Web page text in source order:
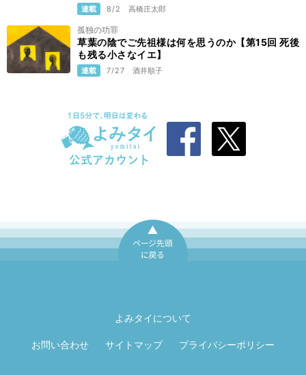
連載 8/2 高橋庄太郎
孤独の功罪
草葉の陰でご先祖様は何を思うのか【第15回 死後
も残る小さなイエ】
連載 7/27 酒井順子
よみタイについて
お問い合わせ サイトマップ プライバシーポリシー